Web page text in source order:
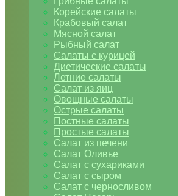
Корейские салаты
Крабовый салат
Мясной салат
Рыбный салат
Салаты с курицей
Диетические салаты
Летние салаты
Салат из яиц
Овощные салаты
Острые салаты
Постные салаты
Простые салаты
Салат из печени
Салат Оливье
Салат с сухариками
Салат с сыром
Салат с черносливом